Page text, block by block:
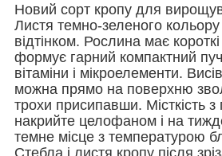
Новий сорт кропу для
Листя темно-зеленого кольору
відтінком. Рослина має
формує гарний компактний
вітаміни і мікроелементи.
можна прямо на поверхню
трохи присипавши. Місткість з
накрийте целофаном і на
темне місце з температурою
Стебла і листя кропу після